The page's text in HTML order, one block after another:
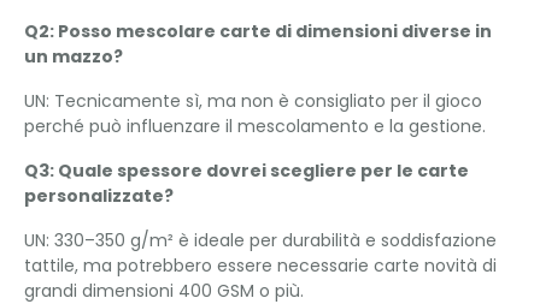
Q2: Posso mescolare carte di dimensioni diverse in
un mazzo?
UN: Tecnicamente sì, ma non è consigliato per il gioco
perché può influenzare il mescolamento e la gestione.
Q3: Quale spessore dovrei scegliere per le carte
personalizzate?
UN: 330–350 g/m² è ideale per durabilità e soddisfazione
tattile, ma potrebbero essere necessarie carte novità di
grandi dimensioni 400 GSM o più.